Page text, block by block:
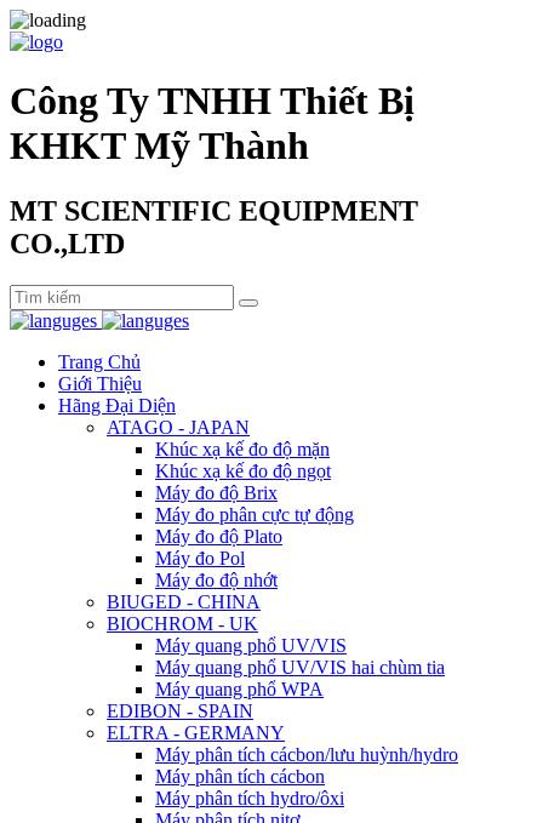
Công Ty TNHH Thiết Bị
KHKT Mỹ Thành
MT SCIENTIFIC EQUIPMENT
CO.,LTD
Trang Chủ
Giới Thiệu
Hãng Đại Diện
ATAGO - JAPAN
Khúc xạ kế đo độ mặn
Khúc xạ kế đo độ ngọt
Máy đo độ Brix
Máy đo phân cực tự động
Máy đo độ Plato
Máy đo Pol
Máy đo độ nhớt
BIUGED - CHINA
BIOCHROM - UK
Máy quang phổ UV/VIS
Máy quang phổ UV/VIS hai chùm tia
Máy quang phổ WPA
EDIBON - SPAIN
ELTRA - GERMANY
Máy phân tích cácbon/lưu huỳnh/hydro
Máy phân tích cácbon
Máy phân tích hydro/ôxi